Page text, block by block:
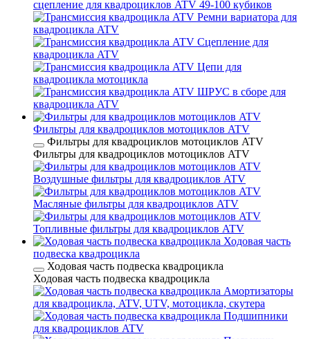
сцепление для квадроциклов ATV 49-100 кубиков
Ремни вариатора для
квадроцикла ATV
Сцепление для
квадроцикла ATV
Цепи для
квадроцикла мотоцикла
ШРУС в сборе для
квадроцикла ATV
Фильтры для квадроциклов мотоциклов ATV
Фильтры для квадроциклов мотоциклов ATV
Фильтры для квадроциклов мотоциклов ATV
Воздушные фильтры для квадроциклов ATV
Масляные фильтры для квадроциклов ATV
Топливные фильтры для квадроциклов ATV
Ходовая часть
подвеска квадроцикла
Ходовая часть подвеска квадроцикла
Ходовая часть подвеска квадроцикла
Амортизаторы
для квадроцикла, ATV, UTV, мотоцикла, скутера
Подшипники
для квадроциклов ATV